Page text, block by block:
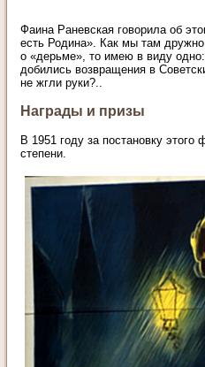
Фаина Раневская говорила об
есть Родина». Как мы там
о «дерьме», то имею в виду
добились возвращения в
не жгли руки?..
Награды и призы
В 1951 году за постановку
степени.